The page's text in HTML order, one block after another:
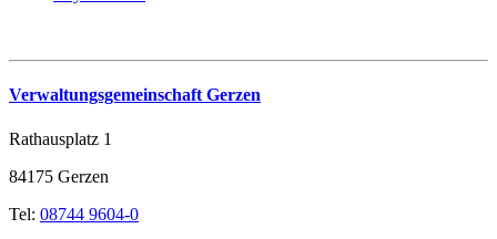
Verwaltungsgemeinschaft Gerzen
Rathausplatz 1
84175 Gerzen
Tel: 08744 9604-0